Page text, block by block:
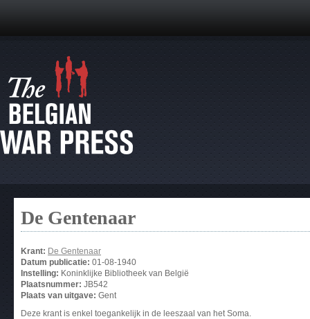
De Gentenaar
Krant: De Gentenaar
Datum publicatie: 01-08-1940
Instelling: Koninklijke Bibliotheek van België
Plaatsnummer: JB542
Plaats van uitgave: Gent
Deze krant is enkel toegankelijk in de leeszaal van het Soma.